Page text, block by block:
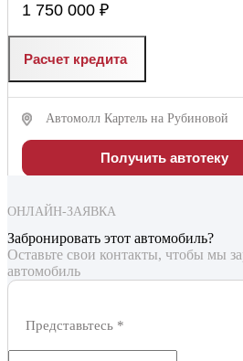
1 750 000 ₽
Расчет кредита
Автомолл Картель на Рубиновой
Получить автотеку
ОНЛАЙН-ЗАЯВКА
Забронировать этот автомобиль?
Оставьте свои контакты, чтобы мы
автомобиль
Представьтесь *